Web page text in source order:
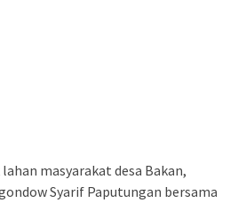
masyarakat desa Bakan,
Syarif Paputungan bersama